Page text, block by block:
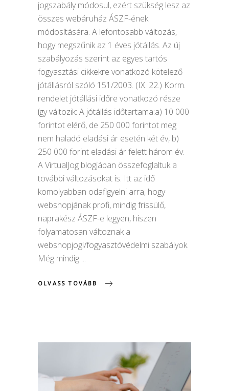
jogszabály módosul, ezért szükség lesz az
összes webáruház ÁSZF-ének
módosítására. A lefontosabb változás,
hogy megszűnik az 1 éves jótállás. Az új
szabályozás szerint az egyes tartós
fogyasztási cikkekre vonatkozó kötelező
jótállásról szóló 151/2003. (IX. 22.) Korm.
rendelet jótállási időre vonatkozó része
így változik: A jótállás időtartama:a) 10 000
forintot elérő, de 250 000 forintot meg
nem haladó eladási ár esetén két év, b)
250 000 forint eladási ár felett három év.
A VirtualJog blogjában összefoglaltuk a
további változásokat is. Itt az idő
komolyabban odafigyelni arra, hogy
webshopjának profi, mindig frissülő,
naprakész ÁSZF-e legyen, hiszen
folyamatosan változnak a
webshopjogi/fogyasztóvédelmi szabályok.
Még mindig
OLVASS TOVÁBB